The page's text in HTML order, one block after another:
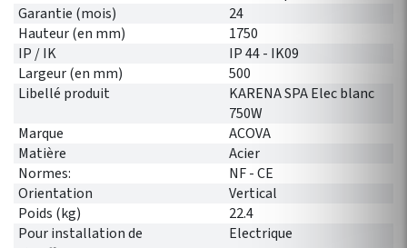
Garantie (mois)
24
Hauteur (en mm)
1750
IP / IK
IP 44 - IK09
Largeur (en mm)
500
Libellé produit
KARENA SPA Elec blanc
750W
Marque
ACOVA
Matière
Acier
Normes:
NF - CE
Orientation
Vertical
Poids (kg)
22.4
Pour installation de
Electrique